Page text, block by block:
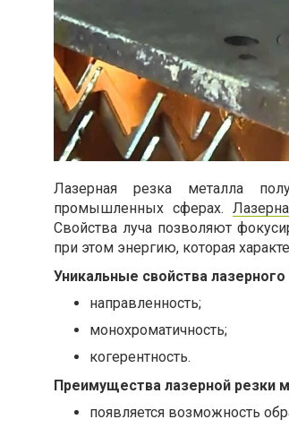
Лазерная резка металла
промышленных сферах.
Свойства луча позволяют
при этом энергию, которая
Уникальные свойства лазерного
направленность;
монохроматичность;
когерентность.
Преимущества лазерной резки
появляется возможность